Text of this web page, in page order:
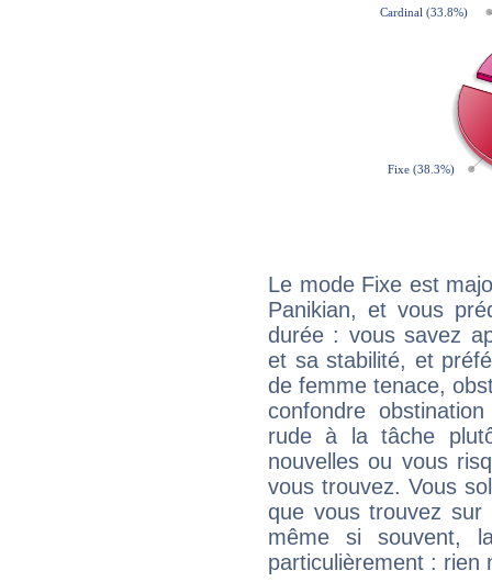
Le mode Fixe est
Panikian, et vous
durée : vous savez
et sa stabilité, et
de femme tenace,
confondre
rude à la tâche
nouvelles ou vous
vous trouvez. Vous
que vous trouvez
même si souvent,
particulièrement : rien